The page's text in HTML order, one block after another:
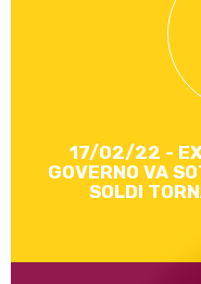
17/02/22 - EX-
GOVERNO VA
SOLDI
dell’art.21 è stato
e della